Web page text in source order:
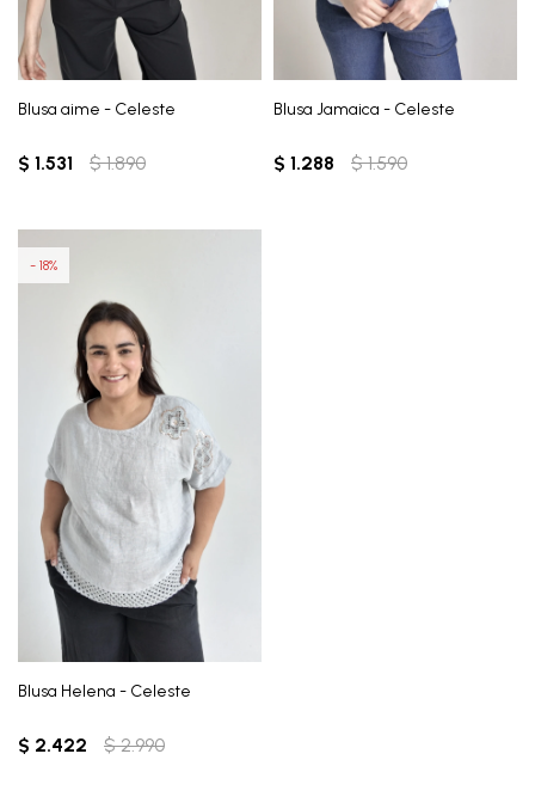
Blusa aime - Celeste
$ 1.531 $ 1.890
Blusa Jamaica - Celeste
$ 1.288 $ 1.590
Blusa Helena - Celeste
$ 2.422 $ 2.990
18